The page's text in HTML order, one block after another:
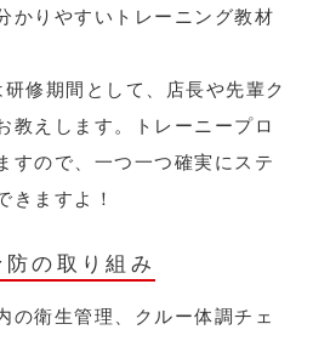
かりやすいトレーニング教材
修期間として、店長や先輩ク
教えします。トレーニープロ
すので、一つ一つ確実にステ
きますよ！
防の取り組み
の衛生管理、クルー体調チェ